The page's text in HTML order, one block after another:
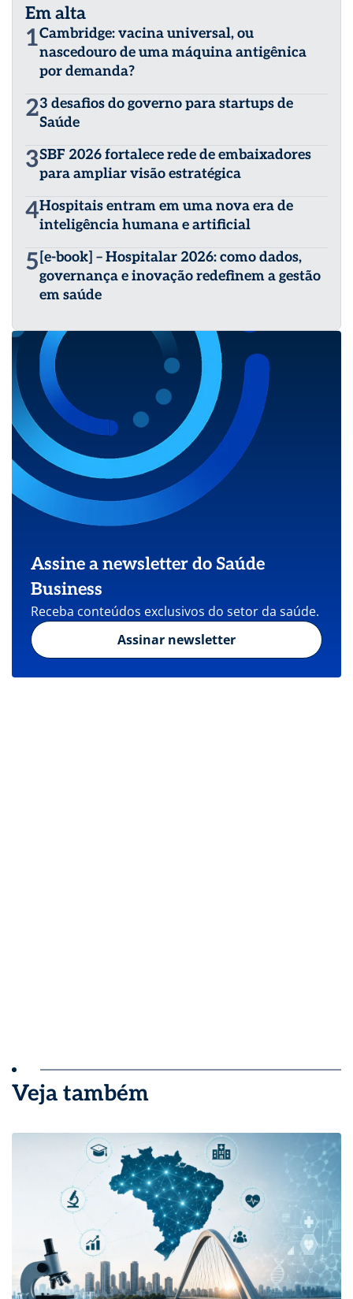
Em alta
1Cambridge: vacina universal, ou
nascedouro de uma máquina antigênica
por demanda?
23 desafios do governo para startups de
Saúde
3SBF 2026 fortalece rede de embaixadores
para ampliar visão estratégica
4Hospitais entram em uma nova era de
inteligência humana e artificial
5 [e-book] – Hospitalar 2026: como dados,
governança e inovação redefinem a gestão
em saúde
Assine a newsletter do Saúde
Business
Receba conteúdos exclusivos do setor da saúde.
Assinar newsletter
Veja também